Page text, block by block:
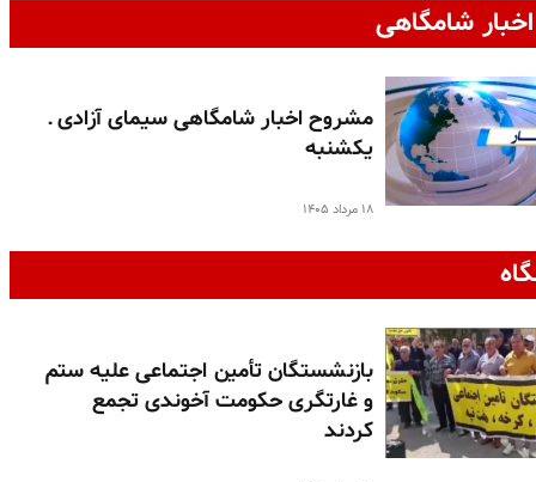
شامگاهی
مشروح اخبار شامگاهی سیمای آزادی ـ
یکشنبه
۱۸ مرداد ۱۴۰۵
بازنشستگان تأمین اجتماعی علیه ستم
و غارتگری حکومت آخوندی تجمع
کردند